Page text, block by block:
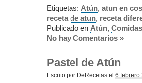
Etiquetas: Atún, atun en
receta de atun, receta
Publicado en Atún, Comidas
No hay Comentarios »
Pastel de Atún
Escrito por DeRecetas el 6 febrero